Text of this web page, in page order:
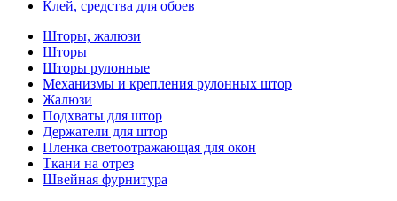
Клей, средства для обоев
Шторы, жалюзи
Шторы
Шторы рулонные
Механизмы и крепления рулонных штор
Жалюзи
Подхваты для штор
Держатели для штор
Пленка светоотражающая для окон
Ткани на отрез
Швейная фурнитура